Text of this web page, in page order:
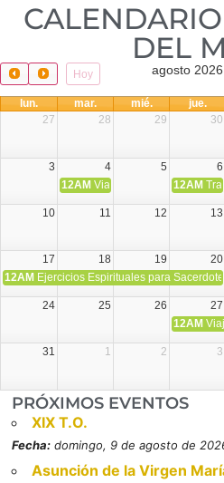
DEL
Hoy agosto 2026
lun. mar. mié. jue.
27
28 29 30
3 4 5 6
12AM Viaje Diocesano a Japón.
12AM
10 11 12 13
17 18 19 20
12AM Ejercicios Espirituales para
24 25 26 27
12AM
31 1 2 3
PRÓXIMOS EVENTOS
XIX T.O.
Fecha: domingo, 9 de agosto de
Asunción de la Virgen